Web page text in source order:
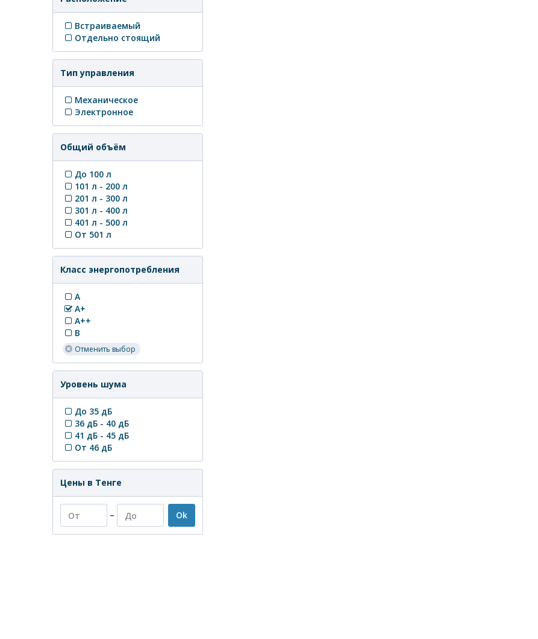
Встраиваемый
Отдельно стоящий
Тип управления
Механическое
Электронное
Общий объём
До 100 л
101 л - 200 л
201 л - 300 л
301 л - 400 л
401 л - 500 л
От 501 л
Класс энергопотребления
A
A+
A++
B
Отменить выбор
Уровень шума
До 35 дБ
36 дБ - 40 дБ
41 дБ - 45 дБ
От 46 дБ
Цены в Тенге
– Ok